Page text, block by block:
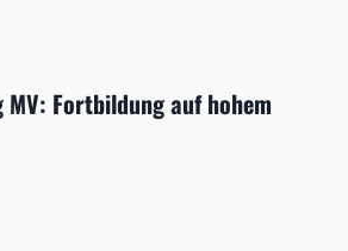
MV: Fortbildung auf hohem